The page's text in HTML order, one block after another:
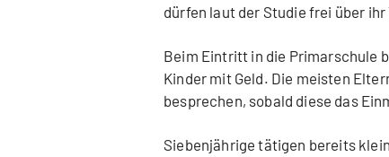
dürfen laut der Studie frei über
Beim Eintritt in die Primarschule
Kinder mit Geld. Die meisten
besprechen, sobald diese das
Siebenjährige tätigen bereits